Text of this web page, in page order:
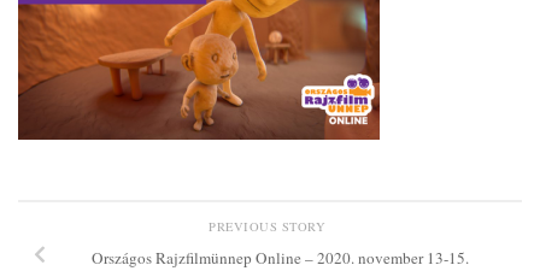
PREVIOUS STORY
Országos Rajzfilmünnep Online – 2020. november 13-15.